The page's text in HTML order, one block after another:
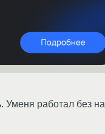
Уменя работал без